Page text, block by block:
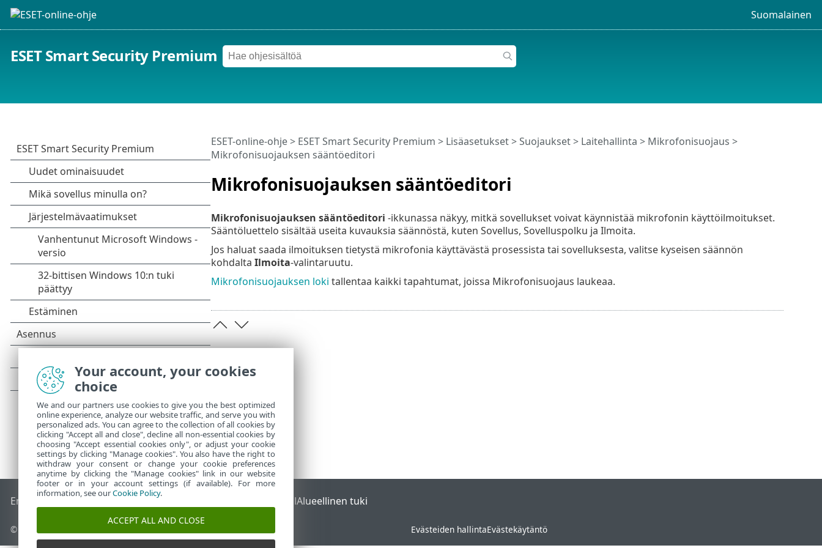
Suomalainen
ESET Smart Security Premium
Mikrofonisuojauksen sääntöeditori
ESET-online-ohje> ESET Smart Security Premium > Lisäasetukset>Suojaukset> Laitehallinta > Mikrofonisuojaus >
Mikrofonisuojauksen sääntöeditori
Mikrofonisuojauksen sääntöeditori -ikkunassa näkyy, mitkä sovellukset voivat käynnistää mikrofonin käyttöilmoitukset.
Sääntöluettelo sisältää useita kuvauksia säännöstä, kuten Sovellus, Sovelluspolku ja Ilmoita.
Jos haluat saada ilmoituksen tietystä mikrofonia käyttävästä prosessista tai sovelluksesta, valitse kyseisen säännön
kohdalta Ilmoita-valintaruutu.
Mikrofonisuojauksen loki tallentaa kaikki tapahtumat, joissa Mikrofonisuojaus laukeaa.
End of Life ESET-tietämyskanta ESET-foorumi ESET Status PortalAlueellinen tuki
© 1992 - 2026 ESET, spol. s r.o. – Kaikki oikeudet pidätetään. Evästeiden hallintaEvästekäytäntö
Your account, your cookies
choice
We and our partners use cookies to give you the best optimized
online experience, analyze our website traffic, and serve you with
personalized ads. You can agree to the collection of all cookies by
clicking "Accept all and close", decline all non-essential cookies by
choosing "Accept essential cookies only", or adjust your cookie
settings by clicking "Manage cookies". You also have the right to
withdraw your consent or change your cookie preferences
anytime by clicking the "Manage cookies" link in our website
footer or in your account settings (if available). For more
information, see ourCookie Policy.
ACCEPT ALL AND CLOSE